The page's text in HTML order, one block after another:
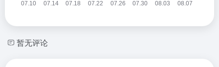
暂无评论